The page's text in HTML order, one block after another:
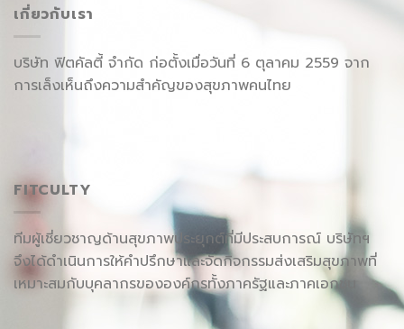
เกี่ยวกับเรา
บริษัท ฟิตคัลตี้ จำกัด ก่อตั้งเมื่อวันที่ 6 ตุลาคม 2559 จาก
การเล็งเห็นถึงความสำคัญของสุขภาพคนไทย
FITCULTY
ทีมผู้เชี่ยวชาญด้านสุขภาพประยุกต์ที่มีประสบการณ์ บริษัทฯ
จึงได้ดำเนินการให้คำปรึกษาและจัดกิจกรรมส่งเสริมสุขภาพที่
เหมาะสมกับบุคลากรขององค์กรทั้งภาครัฐและภาคเอกชน